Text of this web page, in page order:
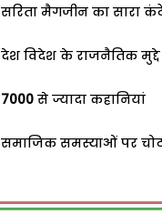
सरिता मैगजीन का सारा
देश विदेश के राजनैतिक मुद्दे
7000 से ज्यादा कहानियां
समाजिक समस्याओं पर